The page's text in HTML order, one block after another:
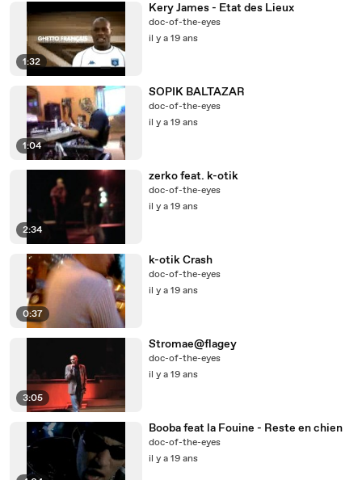
1:32
Kery James - Etat des Lieux
doc-of-the-eyes
il y a 19 ans
1:04
SOPIK BALTAZAR
doc-of-the-eyes
il y a 19 ans
2:34
zerko feat. k-otik
doc-of-the-eyes
il y a 19 ans
0:37
k-otik Crash
doc-of-the-eyes
il y a 19 ans
3:05
Stromae@flagey
doc-of-the-eyes
il y a 19 ans
Booba feat la Fouine - Reste en chien
doc-of-the-eyes
il y a 19 ans